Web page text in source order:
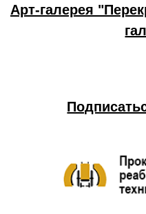
Арт-галерея